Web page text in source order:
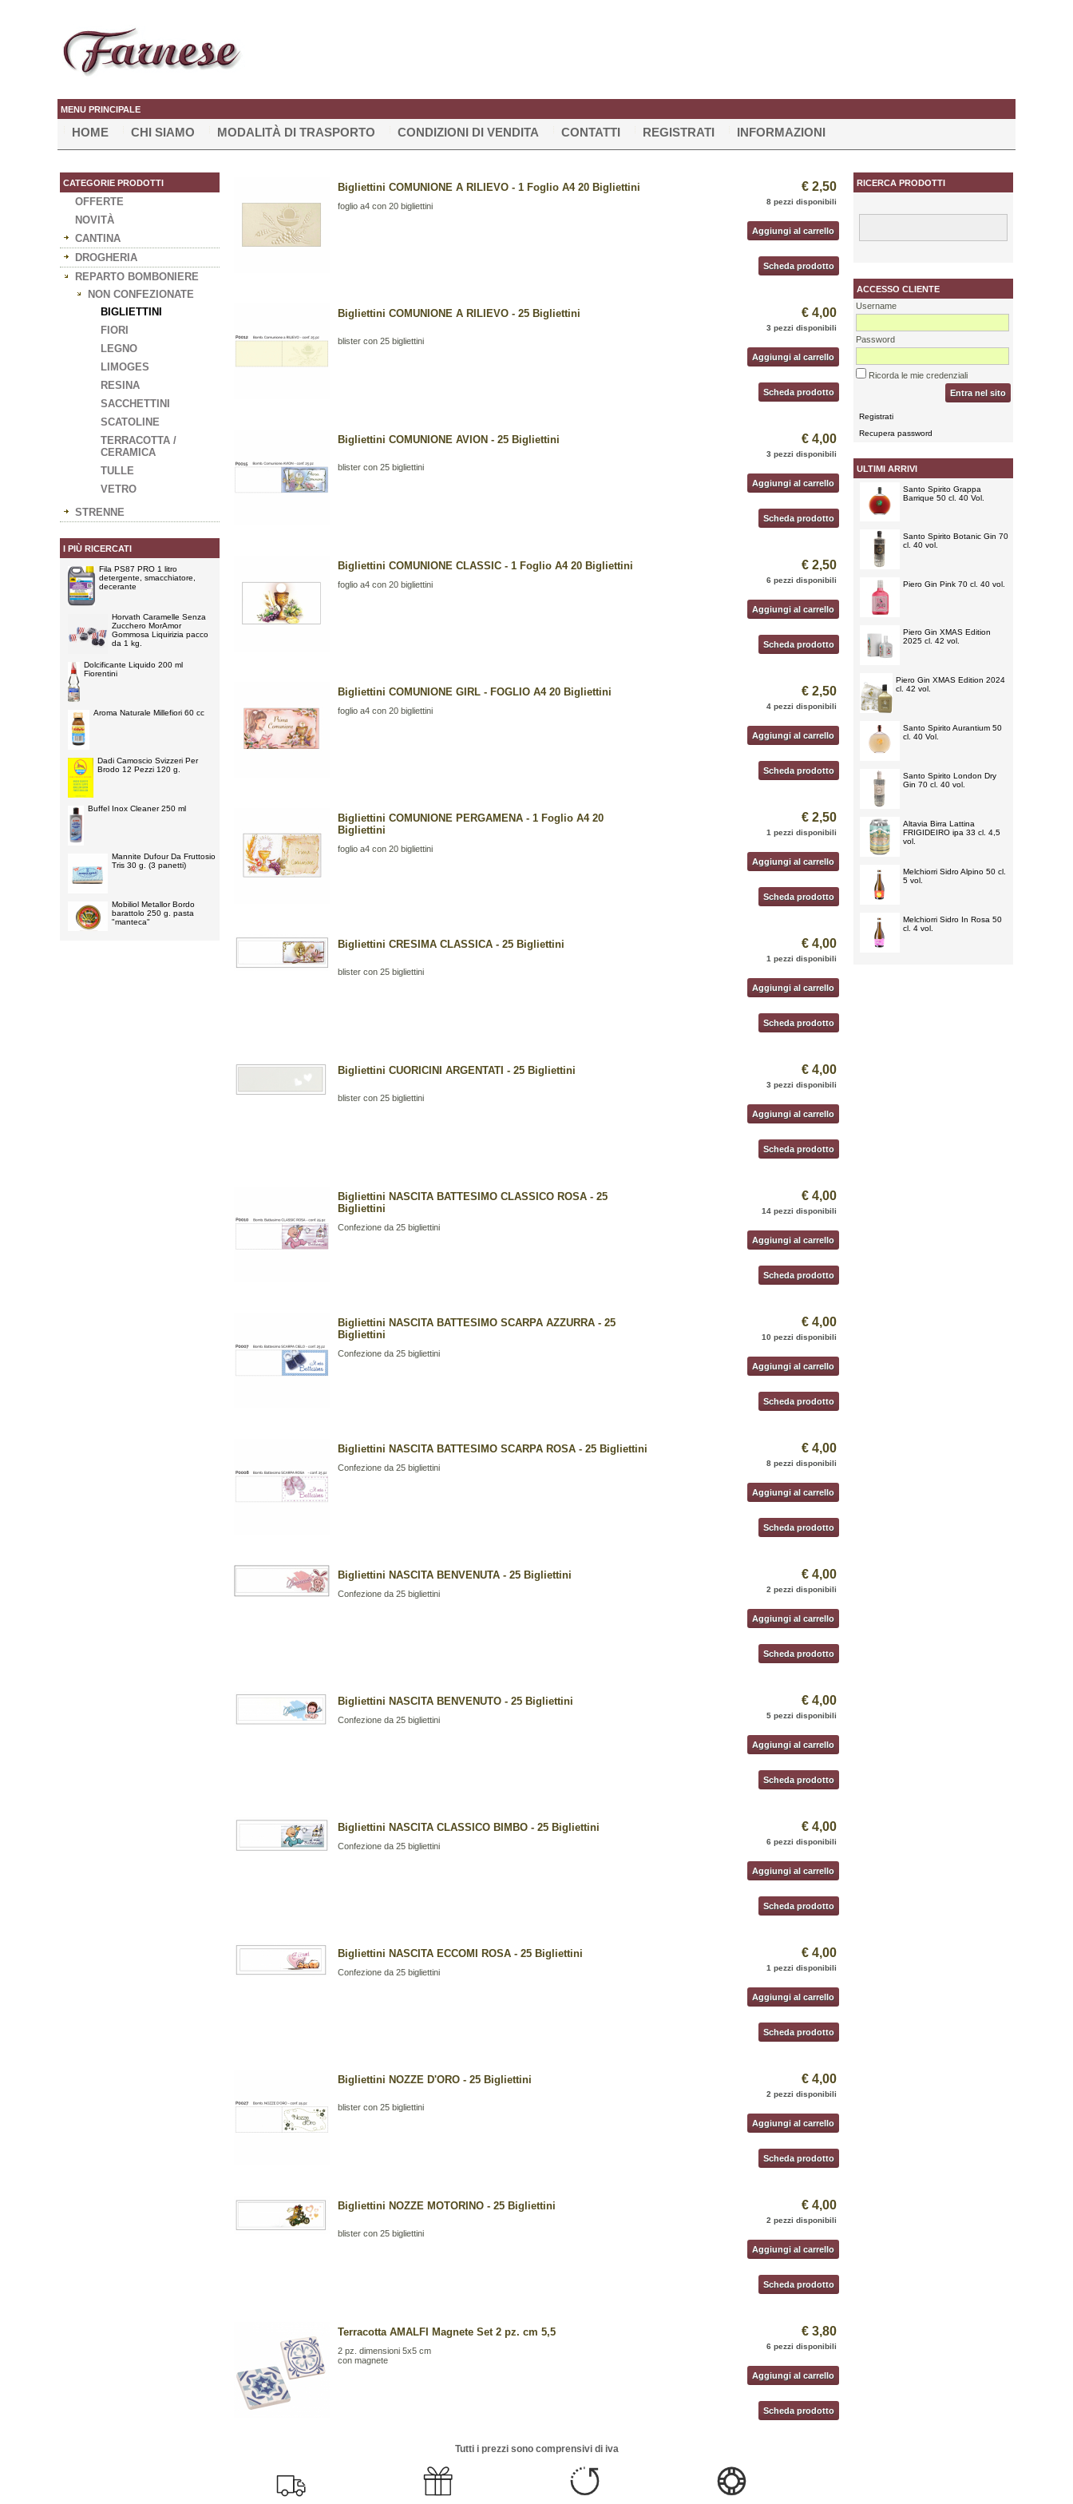
MENU PRINCIPALE
HOME CHI SIAMO MODALITÀ DI TRASPORTO CONDIZIONI DI VENDITA CONTATTI REGISTRATI INFORMAZIONI
CATEGORIE PRODOTTI
OFFERTE
NOVITÀ
CANTINA
DROGHERIA
REPARTO BOMBONIERE
NON CONFEZIONATE
BIGLIETTINI
FIORI
LEGNO
LIMOGES
RESINA
SACCHETTINI
SCATOLINE
TERRACOTTA /
CERAMICA
TULLE
VETRO
STRENNE
I PIÙ RICERCATI
Fila PS87 PRO 1 litro
detergente, smacchiatore,
decerante
Horvath Caramelle Senza
Zucchero MorAmor
Gommosa Liquirizia pacco
da 1 kg.
Dolcificante Liquido 200 ml
Fiorentini
Aroma Naturale Millefiori 60 cc
Dadi Camoscio Svizzeri Per
Brodo 12 Pezzi 120 g.
Buffel Inox Cleaner 250 ml
Mannite Dufour Da Fruttosio
Tris 30 g. (3 panetti)
Mobiliol Metallor Bordo
barattolo 250 g. pasta
"manteca"
Bigliettini COMUNIONE A RILIEVO - 1 Foglio A4 20 Bigliettini
foglio a4 con 20 bigliettini
€ 2,50
8 pezzi disponibili
Aggiungi al carrello
Scheda prodotto
Bigliettini COMUNIONE A RILIEVO - 25 Bigliettini
blister con 25 bigliettini
€ 4,00
3 pezzi disponibili
Aggiungi al carrello
Scheda prodotto
Bigliettini COMUNIONE AVION - 25 Bigliettini
blister con 25 bigliettini
€ 4,00
3 pezzi disponibili
Aggiungi al carrello
Scheda prodotto
Bigliettini COMUNIONE CLASSIC - 1 Foglio A4 20 Bigliettini
foglio a4 con 20 bigliettini
€ 2,50
6 pezzi disponibili
Aggiungi al carrello
Scheda prodotto
Bigliettini COMUNIONE GIRL - FOGLIO A4 20 Bigliettini
foglio a4 con 20 bigliettini
€ 2,50
4 pezzi disponibili
Aggiungi al carrello
Scheda prodotto
Bigliettini COMUNIONE PERGAMENA - 1 Foglio A4 20
Bigliettini
foglio a4 con 20 bigliettini
€ 2,50
1 pezzi disponibili
Aggiungi al carrello
Scheda prodotto
Bigliettini CRESIMA CLASSICA - 25 Bigliettini
blister con 25 bigliettini
€ 4,00
1 pezzi disponibili
Aggiungi al carrello
Scheda prodotto
Bigliettini CUORICINI ARGENTATI - 25 Bigliettini
blister con 25 bigliettini
€ 4,00
3 pezzi disponibili
Aggiungi al carrello
Scheda prodotto
Bigliettini NASCITA BATTESIMO CLASSICO ROSA - 25
Bigliettini
Confezione da 25 bigliettini
€ 4,00
14 pezzi disponibili
Aggiungi al carrello
Scheda prodotto
Bigliettini NASCITA BATTESIMO SCARPA AZZURRA - 25
Bigliettini
Confezione da 25 bigliettini
€ 4,00
10 pezzi disponibili
Aggiungi al carrello
Scheda prodotto
Bigliettini NASCITA BATTESIMO SCARPA ROSA - 25 Bigliettini
Confezione da 25 bigliettini
€ 4,00
8 pezzi disponibili
Aggiungi al carrello
Scheda prodotto
Bigliettini NASCITA BENVENUTA - 25 Bigliettini
Confezione da 25 bigliettini
€ 4,00
2 pezzi disponibili
Aggiungi al carrello
Scheda prodotto
Bigliettini NASCITA BENVENUTO - 25 Bigliettini
Confezione da 25 bigliettini
€ 4,00
5 pezzi disponibili
Aggiungi al carrello
Scheda prodotto
Bigliettini NASCITA CLASSICO BIMBO - 25 Bigliettini
Confezione da 25 bigliettini
€ 4,00
6 pezzi disponibili
Aggiungi al carrello
Scheda prodotto
Bigliettini NASCITA ECCOMI ROSA - 25 Bigliettini
Confezione da 25 bigliettini
€ 4,00
1 pezzi disponibili
Aggiungi al carrello
Scheda prodotto
Bigliettini NOZZE D'ORO - 25 Bigliettini
blister con 25 bigliettini
€ 4,00
2 pezzi disponibili
Aggiungi al carrello
Scheda prodotto
Bigliettini NOZZE MOTORINO - 25 Bigliettini
blister con 25 bigliettini
€ 4,00
2 pezzi disponibili
Aggiungi al carrello
Scheda prodotto
Terracotta AMALFI Magnete Set 2 pz. cm 5,5
2 pz. dimensioni 5x5 cm
con magnete
€ 3,80
6 pezzi disponibili
Aggiungi al carrello
Scheda prodotto
Tutti i prezzi sono comprensivi di iva
RICERCA PRODOTTI
ACCESSO CLIENTE
Username
Password
Ricorda le mie credenziali
Entra nel sito
Registrati
Recupera password
ULTIMI ARRIVI
Santo Spirito Grappa
Barrique 50 cl. 40 Vol.
Santo Spirito Botanic Gin 70
cl. 40 vol.
Piero Gin Pink 70 cl. 40 vol.
Piero Gin XMAS Edition
2025 cl. 42 vol.
Piero Gin XMAS Edition 2024
cl. 42 vol.
Santo Spirito Aurantium 50
cl. 40 Vol.
Santo Spirito London Dry
Gin 70 cl. 40 vol.
Altavia Birra Lattina
FRIGIDEIRO ipa 33 cl. 4,5
vol.
Melchiorri Sidro Alpino 50 cl.
5 vol.
Melchiorri Sidro In Rosa 50
cl. 4 vol.